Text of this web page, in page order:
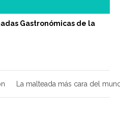
Gastronómicas de la
La malteada más cara del